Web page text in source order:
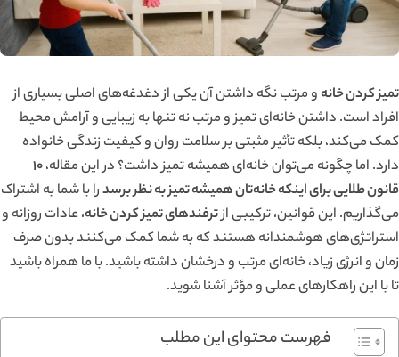
تمیز کردن خانه و مرتب نگه داشتن آن یکی از دغدغه‌های اصلی بسیاری از
افراد است. داشتن خانه‌ای تمیز و مرتب نه تنها به زیبایی و آرامش محیط
کمک می‌کند، بلکه تأثیر مثبتی بر سلامت روان و کیفیت زندگی خانواده
دارد. اما چگونه می‌توان خانه‌ای همیشه تمیز داشت؟ در این مقاله،10
قانون طلایی برای اینکه خانه‌تان همیشه تمیز به نظر برسدرا با شما به اشتراک
می‌گذاریم. این قوانین، ترکیبی ازترفندهای تمیز کردن خانه، عادات روزانه و
استراتژی‌های هوشمندانه هستند که به شما کمک می‌کنند بدون صرف
زمان و انرژی زیاد، خانه‌ای مرتب و درخشان داشته باشید. با ما همراه باشید
تا با این راهکارهای عملی و مؤثر آشنا شوید.
فهرست محتوای این مطلب